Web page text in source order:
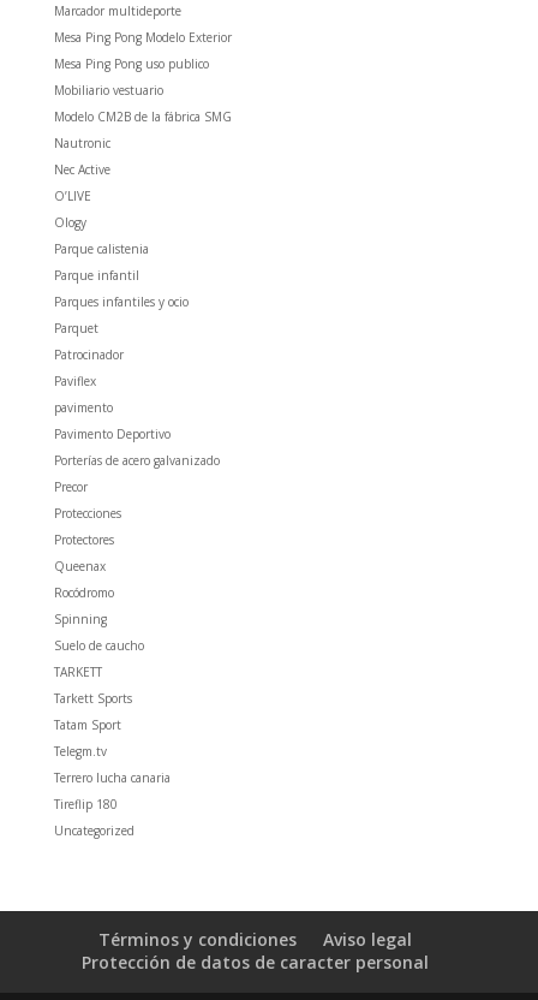
Marcador multideporte
Mesa Ping Pong Modelo Exterior
Mesa Ping Pong uso publico
Mobiliario vestuario
Modelo CM2B de la fábrica SMG
Nautronic
Nec Active
O’LIVE
Ology
Parque calistenia
Parque infantil
Parques infantiles y ocio
Parquet
Patrocinador
Paviflex
pavimento
Pavimento Deportivo
Porterías de acero galvanizado
Precor
Protecciones
Protectores
Queenax
Rocódromo
Spinning
Suelo de caucho
TARKETT
Tarkett Sports
Tatam Sport
Telegm.tv
Terrero lucha canaria
Tireflip 180
Uncategorized
Términos y condiciones
Aviso legal
Protección de datos de caracter personal